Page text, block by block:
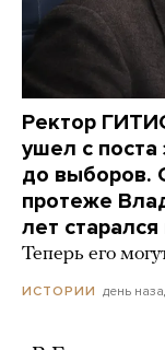
Ректор
ушел с поста
до выборов.
протеже
лет старался
Теперь его
ИСТОРИИ день